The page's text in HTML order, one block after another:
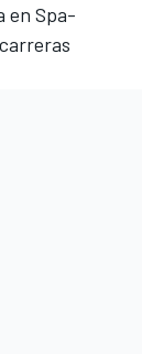
en Spa-